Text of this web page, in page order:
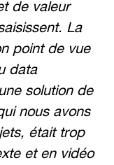
de valeur
La
point de vue
data
solution de
nous avons
était trop
et en vidéo